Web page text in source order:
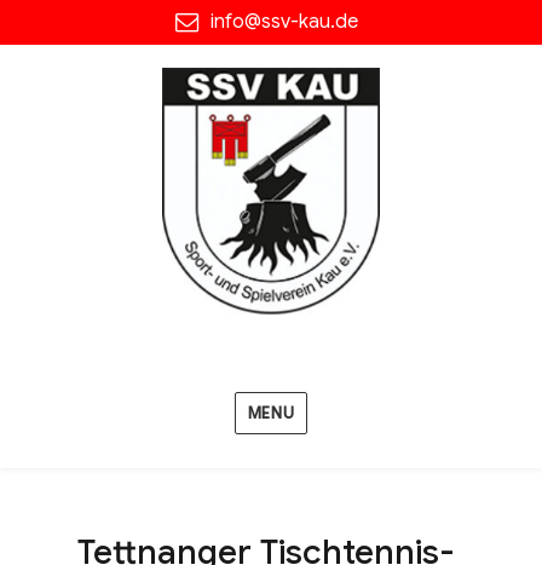
info@ssv-kau.de
MENU
Tettnanger Tischtennis-